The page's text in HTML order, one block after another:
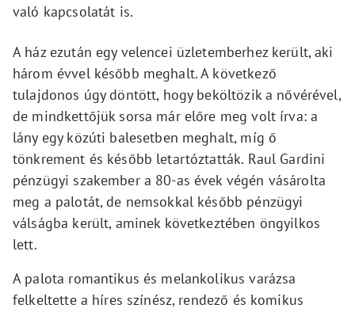
való kapcsolatát is.
A ház ezután egy velencei üzletemberhez került, aki
három évvel később meghalt. A következő
tulajdonos úgy döntött, hogy beköltözik a nővérével,
de mindkettőjük sorsa már előre meg volt írva: a
lány egy közúti balesetben meghalt, míg ő
tönkrement és később letartóztatták. Raul Gardini
pénzügyi szakember a 80-as évek végén vásárolta
meg a palotát, de nemsokkal később pénzügyi
válságba került, aminek következtében öngyilkos
lett.
A palota romantikus és melankolikus varázsa
felkeltette a híres színész, rendező és komikus